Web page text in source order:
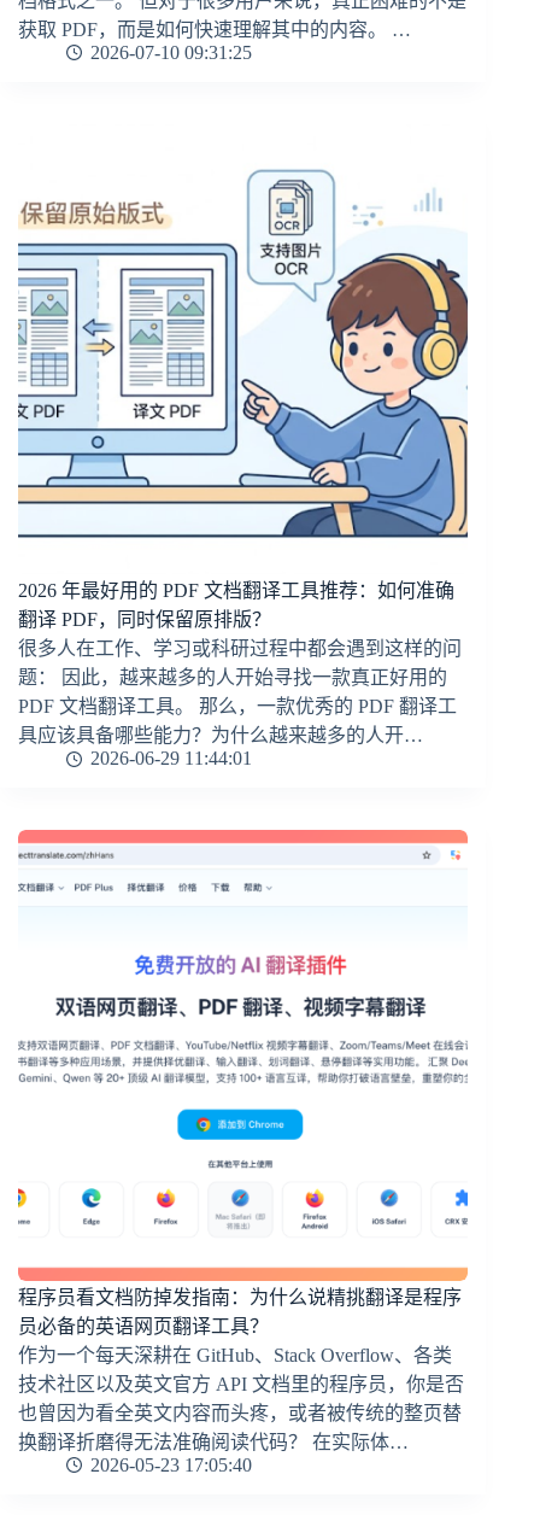
获取 PDF，而是如何快速理解其中的内容。 …
2026-07-10 09:31:25
2026 年最好用的 PDF 文档翻译工具推荐：如何准确
翻译 PDF，同时保留原排版？
很多人在工作、学习或科研过程中都会遇到这样的问
题： 因此，越来越多的人开始寻找一款真正好用的
PDF 文档翻译工具。 那么，一款优秀的 PDF 翻译工
具应该具备哪些能力？为什么越来越多的人开…
2026-06-29 11:44:01
程序员看文档防掉发指南：为什么说精挑翻译是程序
员必备的英语网页翻译工具？
作为一个每天深耕在 GitHub、Stack Overflow、各类
技术社区以及英文官方 API 文档里的程序员，你是否
也曾因为看全英文内容而头疼，或者被传统的整页替
换翻译折磨得无法准确阅读代码？ 在实际体…
2026-05-23 17:05:40